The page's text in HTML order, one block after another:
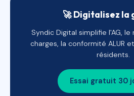
🚀 Digitalisez la
Syndic Digital simplifie l'AG,
charges, la conformité ALUR
résidents.
Essai gratuit 30